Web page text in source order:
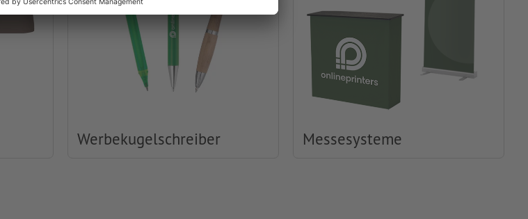
Werbekugelschreiber Messesysteme